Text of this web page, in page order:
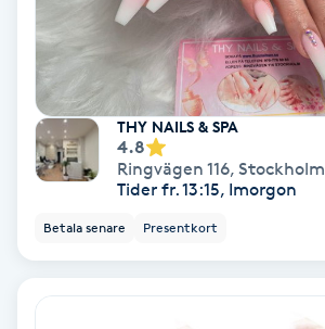
MicroPen
Microshading
THY NAILS & SPA
4.8
Ringvägen 116, Stockholm
Tider fr. 13:15, Imorgon
Betala senare Presentkort